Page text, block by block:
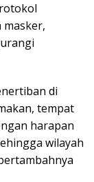
di
tempat
harapan
wilayah